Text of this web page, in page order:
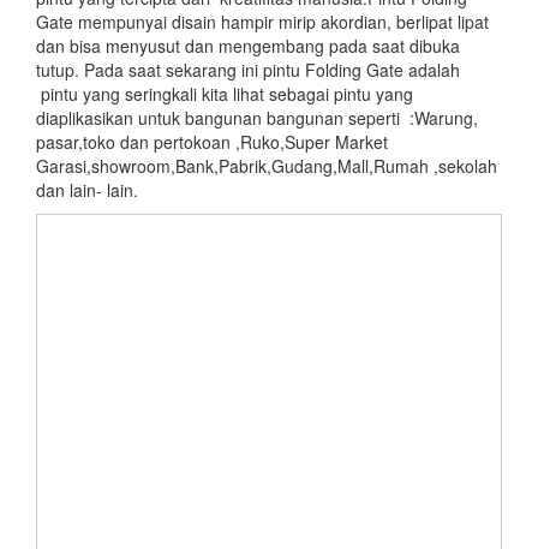
Gate mempunyai disain hampir mirip akordian, berlipat lipat
dan bisa menyusut dan mengembang pada saat dibuka
tutup. Pada saat sekarang ini pintu Folding Gate adalah
pintu yang seringkali kita lihat sebagai pintu yang
diaplikasikan untuk bangunan bangunan seperti :Warung,
pasar,toko dan pertokoan ,Ruko,Super Market
Garasi,showroom,Bank,Pabrik,Gudang,Mall,Rumah ,sekolah
dan lain- lain.